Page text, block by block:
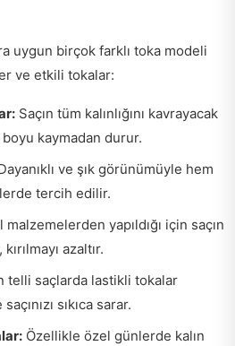
uygun birçok farklı toka modeli
ve etkili tokalar:
Saçın tüm kalınlığını kavrayacak
kaymadan durur.
ve şık görünümüyle hem
tercih edilir.
malzemelerden yapıldığı için saçın
azaltır.
telli saçlarda lastikli tokalar
sıkıca sarar.
Özellikle özel günlerde kalın